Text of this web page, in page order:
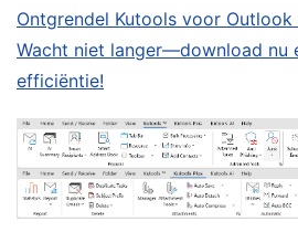
Ontgrendel Kutools voor
Wacht niet langer—download nu
efficiëntie!